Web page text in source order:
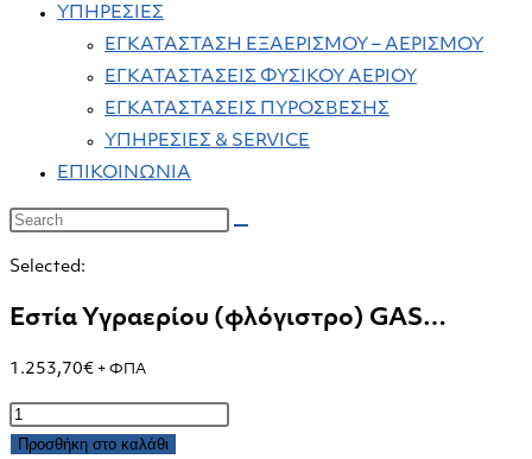
ΥΠΗΡΕΣΙΕΣ
ΕΓΚΑΤΑΣΤΑΣΗ ΕΞΑΕΡΙΣΜΟΥ – ΑΕΡΙΣΜΟΥ
ΕΓΚΑΤΑΣΤΑΣΕΙΣ ΦΥΣΙΚΟΥ ΑΕΡΙΟΥ
ΕΓΚΑΤΑΣΤΑΣΕΙΣ ΠΥΡΟΣΒΕΣΗΣ
ΥΠΗΡΕΣΙΕΣ & SERVICE
ΕΠΙΚΟΙΝΩΝΙΑ
Selected:
Εστία Υγραερίου (φλόγιστρο) GAS…
1.253,70€ + ΦΠΑ
Εστία
Υγραερίου
Προσθήκη στο καλάθι